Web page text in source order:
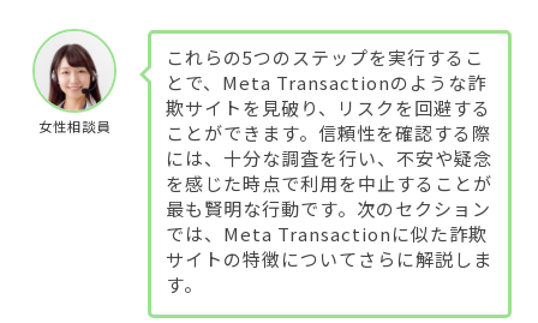
女性相談員
これらの5つのステップを実行するこ
とで、Meta Transactionのような詐
欺サイトを見破り、リスクを回避する
ことができます。信頼性を確認する際
には、十分な調査を行い、不安や疑念
を感じた時点で利用を中止することが
最も賢明な行動です。次のセクション
では、Meta Transactionに似た詐欺
サイトの特徴についてさらに解説しま
す。